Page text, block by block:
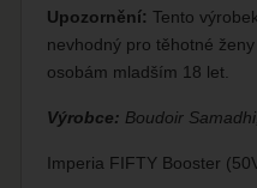
Upozornění: Tento
nevhodný pro těhotné
osobám mladším 18 let.
Výrobce: Boudoir
Imperia FIFTY Booster